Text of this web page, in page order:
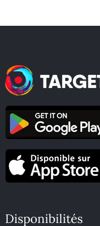
Disponibilités